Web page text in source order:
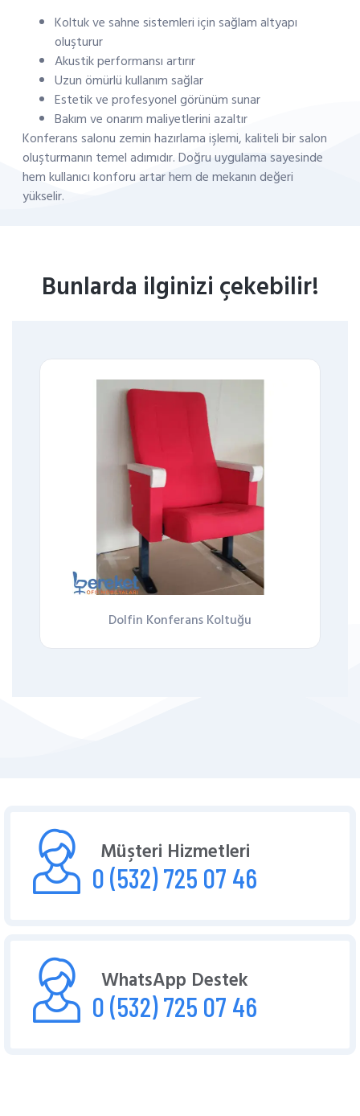
Koltuk ve sahne sistemleri için sağlam altyapı
oluşturur
Akustik performansı artırır
Uzun ömürlü kullanım sağlar
Estetik ve profesyonel görünüm sunar
Bakım ve onarım maliyetlerini azaltır
Konferans salonu zemin hazırlama işlemi, kaliteli bir salon
oluşturmanın temel adımıdır. Doğru uygulama sayesinde
hem kullanıcı konforu artar hem de mekanın değeri
yükselir.
Bunlarda ilginizi çekebilir!
Dolfin Konferans Koltuğu
Müşteri Hizmetleri
0 (532) 725 07 46
WhatsApp Destek
0 (532) 725 07 46